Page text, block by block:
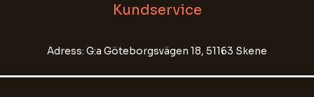
Kundservice
Adress: G:a Göteborgsvägen 18, 51163 Skene